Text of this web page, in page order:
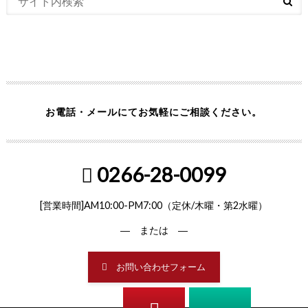
お電話・メールにてお気軽にご相談ください。
0266-28-0099
[営業時間]AM10:00-PM7:00（定休/木曜・第2水曜）
― または ―
お問い合わせフォーム